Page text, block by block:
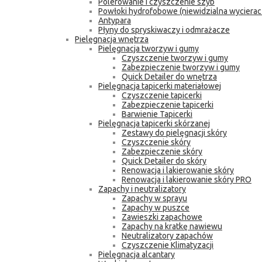
Powłoki hydrofobowe (niewidzialna
Antypara
Płyny do spryskiwaczy i odmrażacze
Pielęgnacja wnętrza
Pielęgnacja tworzyw i gumy
Czyszczenie tworzyw i gumy
Zabezpieczenie tworzyw i gumy
Quick Detailer do wnętrza
Pielęgnacja tapicerki materiałowej
Czyszczenie tapicerki
Zabezpieczenie tapicerki
Barwienie Tapicerki
Pielęgnacja tapicerki skórzanej
Zestawy do pielęgnacji skóry
Czyszczenie skóry
Zabezpieczenie skóry
Quick Detailer do skóry
Renowacja i lakierowanie skóry
Renowacja i lakierowanie skóry PRO
Zapachy i neutralizatory
Zapachy w sprayu
Zapachy w puszce
Zawieszki zapachowe
Zapachy na kratkę nawiewu
Neutralizatory zapachów
Czyszczenie Klimatyzacji
Pielęgnacja alcantary